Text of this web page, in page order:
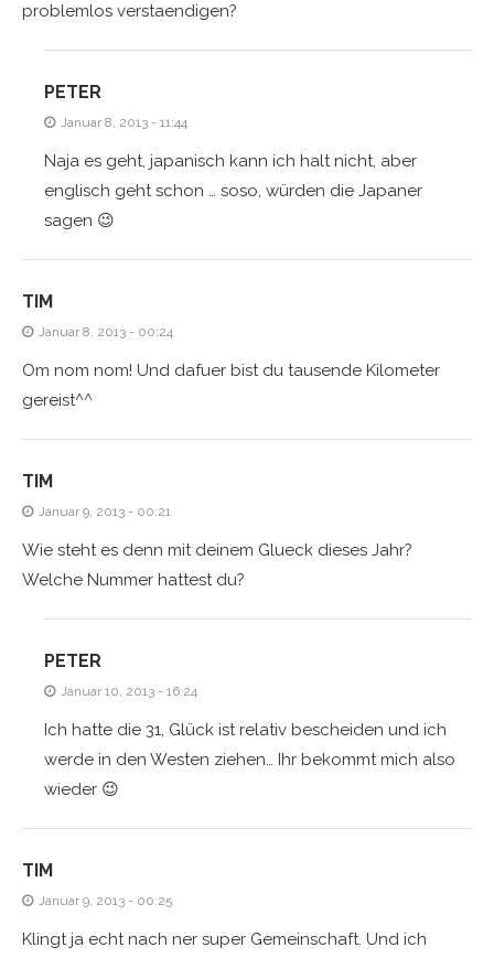
problemlos verstaendigen?
PETER
Januar 8, 2013 - 11:44
Naja es geht, japanisch kann ich halt nicht, aber
englisch geht schon … soso, würden die Japaner
sagen 😉
TIM
Januar 8, 2013 - 00:24
Om nom nom! Und dafuer bist du tausende Kilometer
gereist^^
TIM
Januar 9, 2013 - 00:21
Wie steht es denn mit deinem Glueck dieses Jahr?
Welche Nummer hattest du?
PETER
Januar 10, 2013 - 16:24
Ich hatte die 31, Glück ist relativ bescheiden und ich
werde in den Westen ziehen… Ihr bekommt mich also
wieder 😉
TIM
Januar 9, 2013 - 00:25
Klingt ja echt nach ner super Gemeinschaft. Und ich